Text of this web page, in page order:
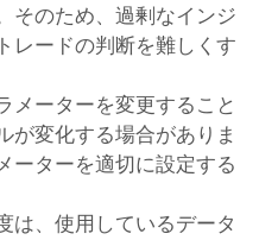
そのため、過剰なインジ
レードの判断を難しくす
メーターを変更すること
が変化する場合がありま
ーターを適切に設定する
は、使用しているデータ